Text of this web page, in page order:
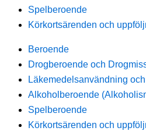
Spelberoende
Körkortsärenden och
Beroende
Drogberoende och
Läkemedelsanvändning
Alkoholberoende
Spelberoende
Körkortsärenden och